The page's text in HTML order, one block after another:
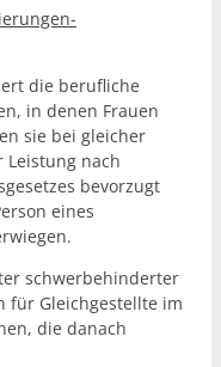
die berufliche
in denen Frauen
sie bei gleicher
Leistung nach
bevorzugt
eines
schwerbehinderter
für Gleichgestellte im
die danach